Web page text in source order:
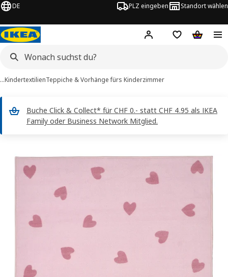
DE PLZ eingeben Standort wählen
Hej! Logge dich ein
Einkaufsliste
…KindertextilienTeppiche & Vorhänge fürs Kinderzimmer
Buche Click & Collect* für CHF 0.- statt CHF 4.95 als IKEA
Family oder Business Network Mitglied.
-Bilder